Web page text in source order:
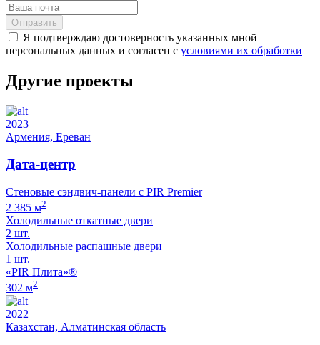
Отправить
Я подтверждаю достоверность указанных мной
персональных данных и согласен с условиями их обработки
Другие проекты
2023
Армения, Ереван
Дата-центр
Стеновые сэндвич-панели с PIR Premier
2 385 м2
Холодильные откатные двери
2 шт.
Холодильные распашные двери
1 шт.
«PIR Плита»®
302 м2
2022
Казахстан, Алматинская область